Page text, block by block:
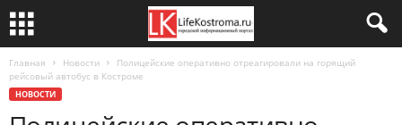
Главная Новости
Полицейские оперативно отреагировали на горящий
рейсовый автобус в Костроме
НОВОСТИ